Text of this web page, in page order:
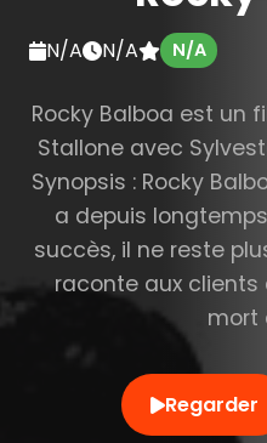
N/A N/A N/A
Rocky Balboa est un
Stallone avec
Synopsis : Rocky
a depuis longtemps
succès, il ne reste
raconte aux clients
mort
Regarder